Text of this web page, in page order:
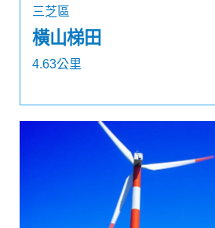
三芝區
橫山梯田
4.63公里